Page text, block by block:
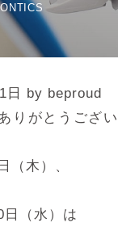
日 by beproud
りがとうござい
（木）、
日（水）は